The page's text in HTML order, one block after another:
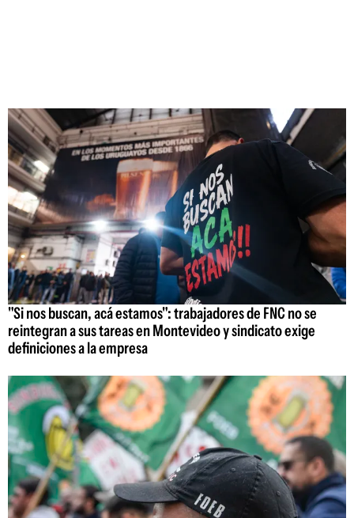
"Si nos buscan, acá estamos": trabajadores de FNC no se
reintegran a sus tareas en Montevideo y sindicato exige
definiciones a la empresa